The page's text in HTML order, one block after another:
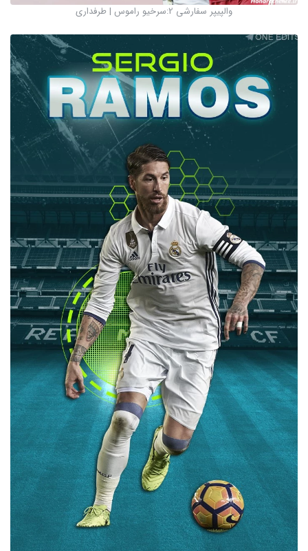
والپیپر سفارشی 2:سرخیو راموس | طرفداری